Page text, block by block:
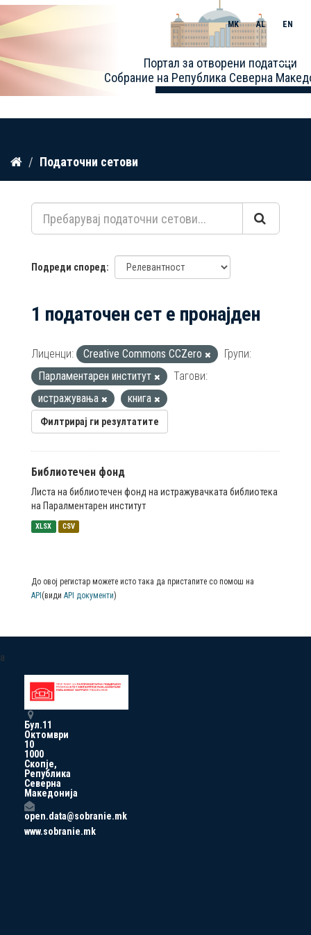
Прескокнете
содржина
Портал за отворени податоци
Собрание на Република Северна
MK AL EN
Toggle
Податочни сетови
Подреди според
1 податочен сет е пронајден
Лиценци: Creative Commons CCZero
Групи:
Парламентарен институт
Тагови:
истражувања
книга
Филтрирај ги резултатите
Библиотечен фонд
Листа на библиотечен фонд на истражувачката библиотека
на Паралментарен институт
XLSX CSV
До овој регистар можете исто така да пристапите со помош на
API (види API документи)
a
Бул.11
Октомври
10
1000
Скопје,
Република
Северна
Македонија
open.data@sobranie.mk
www.sobranie.mk